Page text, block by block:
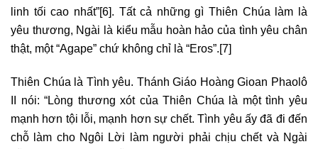
linh tối cao nhất”[6]. Tất cả những gì Thiên Chúa làm là
yêu thương, Ngài là kiểu mẫu hoàn hảo của tình yêu chân
thật, một “Agape” chứ không chỉ là “Eros”.[7]
Thiên Chúa là Tình yêu. Thánh Giáo Hoàng Gioan Phaolô
II nói: “Lòng thương xót của Thiên Chúa là một tình yêu
mạnh hơn tội lỗi, mạnh hơn sự chết. Tình yêu ấy đã đi đến
chỗ làm cho Ngôi Lời làm người phải chịu chết và Ngài